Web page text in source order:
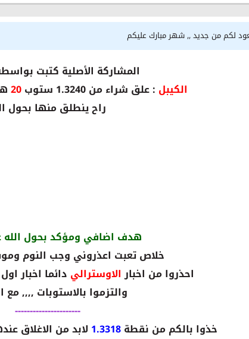
لكم من جديد ,, شهر مبارك عليكم
المشاركة الأصلية كتبت
الكيبل : علق شراء من 1.3240 ستوب 20
راح ينطلق منها بحول
هدف اضافي ومؤكد بحول الله عند
خلاص تعبت اعذروني وجب النوم
احذروا من اخبارالاوسترالي دائما اخبار
والتزموا بالاستوبات ,,,, مع
----------------------
خذوا بالكم من نقطة1.3318 لابد من الاغلاق